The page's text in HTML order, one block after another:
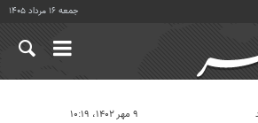
جمعه ۱۶ مرداد ۱۴۰۵
۹ مهر ۱۴۰۲، ۱۰:۱۹